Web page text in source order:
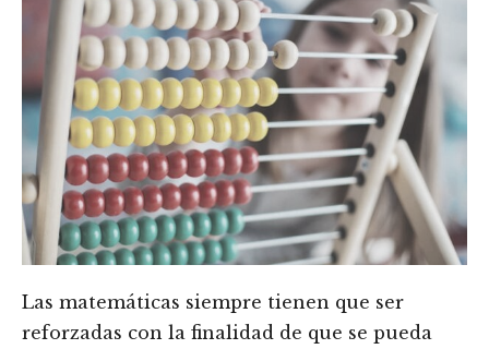
Las matemáticas siempre tienen que ser
reforzadas con la finalidad de que se pueda